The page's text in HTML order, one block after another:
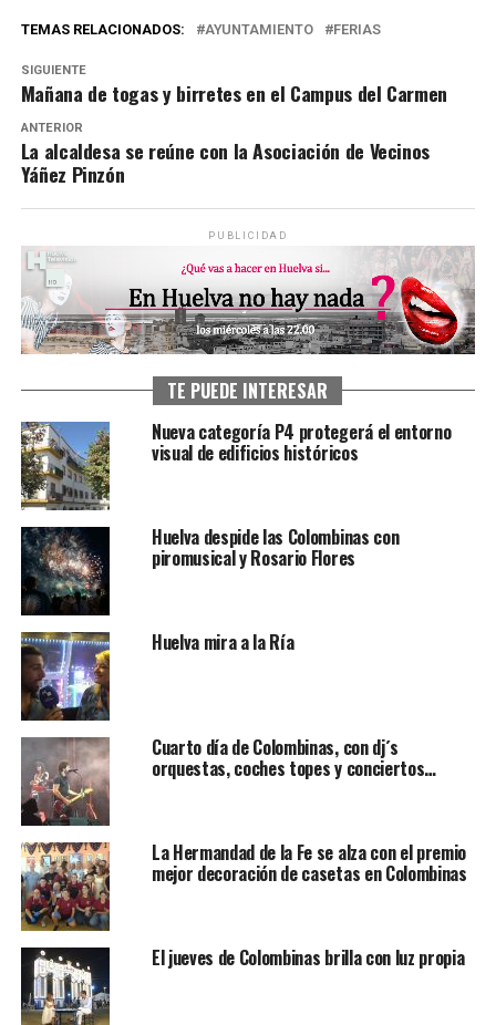
TEMAS RELACIONADOS: AYUNTAMIENTO FERIAS
SIGUIENTE
Mañana de togas y birretes en el Campus del Carmen
ANTERIOR
La alcaldesa se reúne con la Asociación de Vecinos
Yáñez Pinzón
PUBLICIDAD
TE PUEDE INTERESAR
Nueva categoría P4 protegerá el entorno
visual de edificios históricos
Huelva despide las Colombinas con
piromusical y Rosario Flores
Huelva mira a la Ría
Cuarto día de Colombinas, con dj´s
orquestas, coches topes y conciertos…
La Hermandad de la Fe se alza con el premio
mejor decoración de casetas en Colombinas
El jueves de Colombinas brilla con luz propia